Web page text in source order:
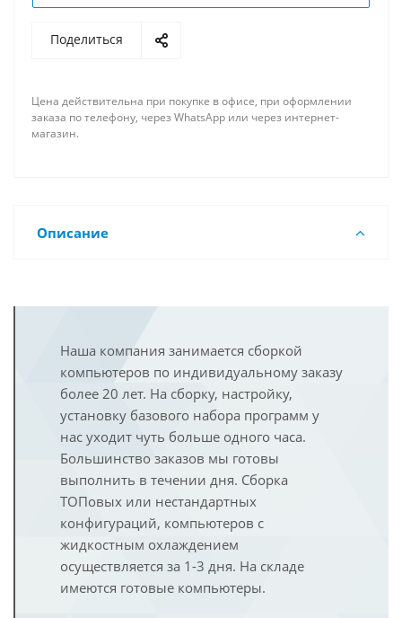
Поделиться
Цена действительна при покупке в офисе, при оформлении
заказа по телефону, через WhatsApp или через интернет-
магазин.
Описание
Наша компания занимается сборкой
компьютеров по индивидуальному заказу
более 20 лет. На сборку, настройку,
установку базового набора программ у
нас уходит чуть больше одного часа.
Большинство заказов мы готовы
выполнить в течении дня. Сборка
ТОПовых или нестандартных
конфигураций, компьютеров с
жидкостным охлаждением
осуществляется за 1-3 дня. На складе
имеются готовые компьютеры.